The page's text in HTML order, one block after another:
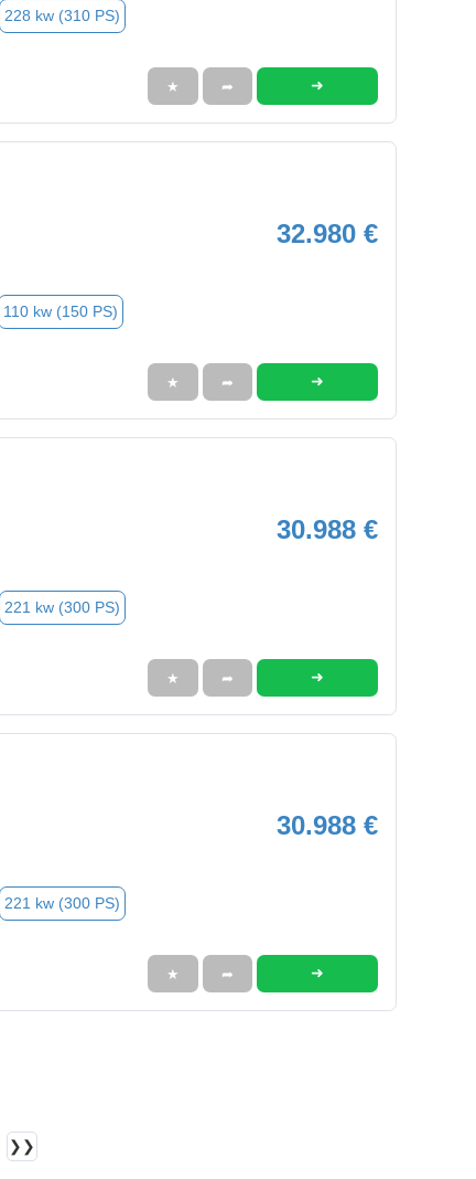
228 kw (310 PS)
★ ➦ ➜
32.980 €
110 kw (150 PS)
★ ➦ ➜
30.988 €
221 kw (300 PS)
★ ➦ ➜
30.988 €
221 kw (300 PS)
★ ➦ ➜
❯❯